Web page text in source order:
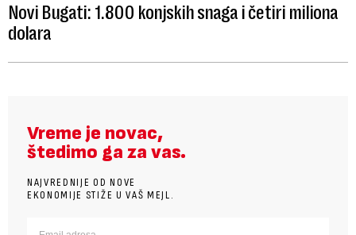
Novi Bugati: 1.800 konjskih snaga i četiri miliona
dolara
Vreme je novac,
štedimo ga za vas.
NAJVREDNIJE OD NOVE
EKONOMIJE STIŽE U VAŠ MEJL.